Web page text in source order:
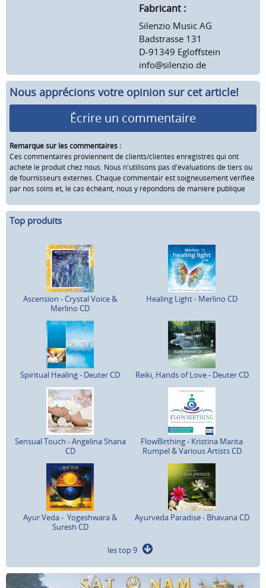
Fabricant :
Silenzio Music AG
Badstrasse 131
D-91349 Egloffstein
info@silenzio.de
Nous apprécions votre opinion sur cet article!
Écrire un commentaire
Remarque sur les commentaires :
Ces commentaires proviennent de clients/clientes enregistrés qui ont
acheté le produit chez nous. Nous n'utilisons pas d'évaluations de tiers ou
de fournisseurs externes. Chaque commentair est soigneusement vérifiée
par nos soins et, le cas échéant, nous y répondons de manière publique
Top produits
Ascension - Crystal Voice &
Merlino CD
Healing Light - Merlino CD
Spiritual Healing - Deuter CD Reiki, Hands of Love - Deuter CD
Sensual Touch - Angelina Shana
CD
FlowBirthing - Kristina Marita
Rumpel & Various Artists CD
Ayur Veda - Yogeshwara &
Suresh CD
Ayurveda Paradise - Bhavana CD
les top 9